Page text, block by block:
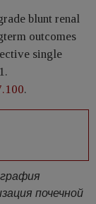
blunt renаl
outcоmes
singlе
.
почечной